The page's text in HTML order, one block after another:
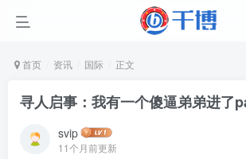
首页 资讯 国际 正文
寻人启事：我有一个傻逼弟弟进了
svip
11个月前更新